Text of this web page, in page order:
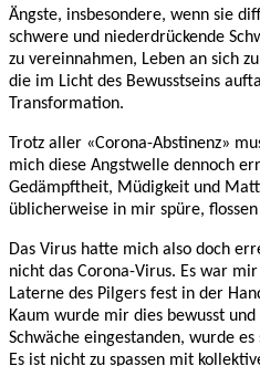
Ängste, insbesondere, wenn sie
schwere und niederdrückende
zu vereinnahmen, Leben an sich
die im Licht des Bewusstseins
Transformation.
Trotz aller «Corona-Abstinenz»
mich diese Angstwelle dennoch
Gedämpftheit, Müdigkeit und
üblicherweise in mir spüre,
Das Virus hatte mich also doch
nicht das Corona-Virus. Es war
Laterne des Pilgers fest in der
Kaum wurde mir dies bewusst
Schwäche eingestanden, wurde
Es ist nicht zu spassen mit